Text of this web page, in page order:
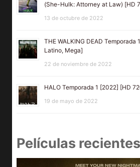
(She-Hulk: Attorney at Law) [HD
13 de octubre de 2022
THE WALKING DEAD Temporada
Latino, Mega]
22 de noviembre de 2022
HALO Temporada 1 [2022] [HD
19 de mayo de 2022
Películas recientes